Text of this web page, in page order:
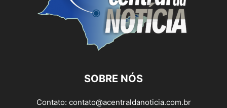
SOBRE NÓS
Contato: contato@acentraldanoticia.com.br